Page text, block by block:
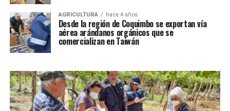
AGRICULTURA hace 4 años
Desde la región de Coquimbo se exportan vía
aérea arándanos orgánicos que se
comercializan en Taiwán